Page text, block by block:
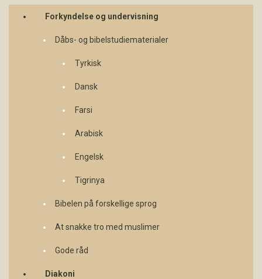
Forkyndelse og undervisning
Dåbs- og bibelstudiematerialer
Tyrkisk
Dansk
Farsi
Arabisk
Engelsk
Tigrinya
Bibelen på forskellige sprog
At snakke tro med muslimer
Gode råd
Diakoni